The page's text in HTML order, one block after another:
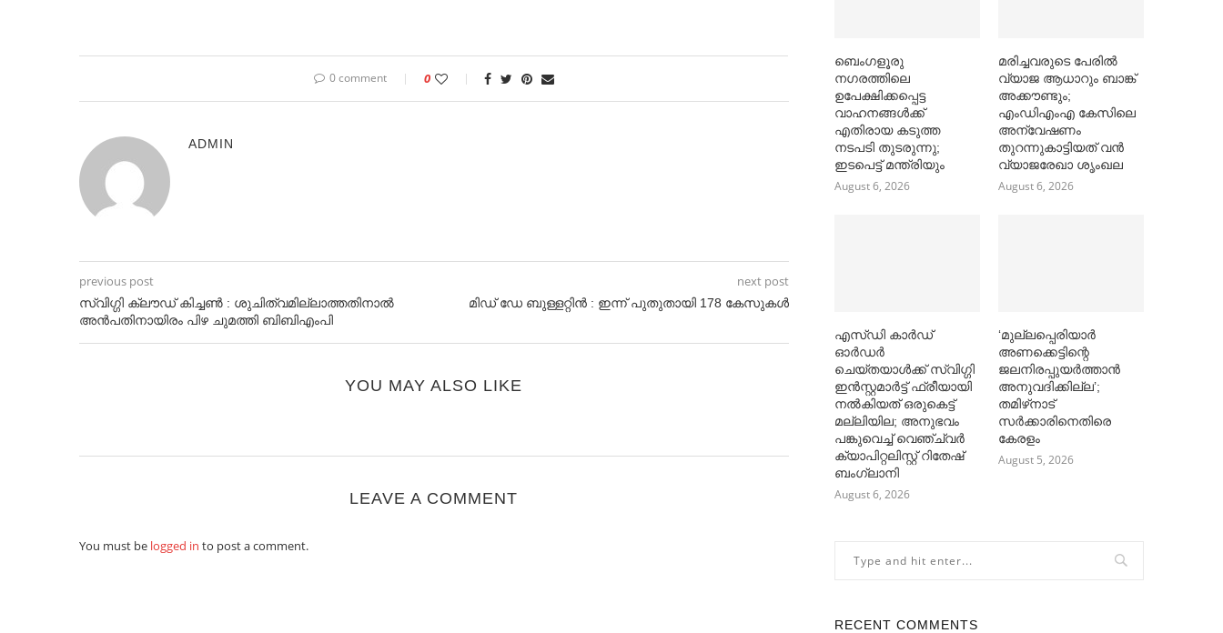
0 comment 0
ADMIN
previous post
സ്വിഗ്ഗി ക്ലൗഡ് കിച്ചൺ : ശുചിത്വമില്ലാത്തതിനാൽ
അൻപതിനായിരം പിഴ ചുമത്തി ബിബിഎംപി
next post
മിഡ് ഡേ ബുള്ളറ്റിൻ : ഇന്ന് പുതുതായി 178 കേസുകൾ
YOU MAY ALSO LIKE
LEAVE A COMMENT
You must be logged in to post a comment.
ബെംഗളൂരു
നഗരത്തിലെ
ഉപേക്ഷിക്കപ്പെട്ട
വാഹനങ്ങള്‍ക്ക്
എതിരായ കടുത്ത
നടപടി തുടരുന്നു;
ഇടപെട്ട് മന്ത്രിയും
August 6, 2026
മരിച്ചവരുടെ പേരിൽ
വ്യാജ ആധാറും ബാങ്ക്
അക്കൗണ്ടും;
എംഡിഎംഎ കേസിലെ
അന്വേഷണം
തുറന്നുകാട്ടിയത് വൻ
വ്യാജരേഖാ ശൃംഖല
August 6, 2026
എസ്ഡി കാര്‍ഡ്
ഓര്‍ഡര്‍
ചെയ്തയാള്‍ക്ക് സ്വിഗ്ഗി
ഇൻസ്റ്റമാര്‍ട്ട് ഫ്രീയായി
നല്‍കിയത് ഒരുകെട്ട്
മല്ലിയില; അനുഭവം
പങ്കുവെച്ച്‌ വെഞ്ച്വര്‍
ക്യാപിറ്റലിസ്റ്റ് റിതേഷ്
ബംഗ്ലാനി
August 6, 2026
‘മുല്ലപ്പെരിയാര്‍
അണക്കെട്ടിന്റെ
ജലനിരപ്പുയര്‍ത്താൻ
അനുവദിക്കില്ല’;
തമിഴ്‌നാട്
സര്‍ക്കാരിനെതിരെ
കേരളം
August 5, 2026
RECENT COMMENTS